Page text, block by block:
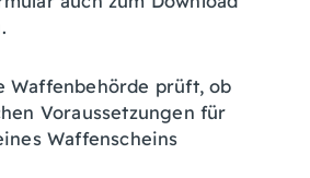
Waffenbehörde prüft, ob
Voraussetzungen für
Waffenscheins